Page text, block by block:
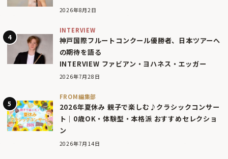
2026年8月2日
INTERVIEW
神戸国際フルートコンクール優勝者、日本ツアーへ
の期待を語る
INTERVIEW ファビアン・ヨハネス・エッガー
2026年7月28日
FROM編集部
2026年夏休み 親子で楽しむ♪クラシックコンサー
ト｜0歳OK・体験型・本格派 おすすめセレクショ
ン
2026年7月14日